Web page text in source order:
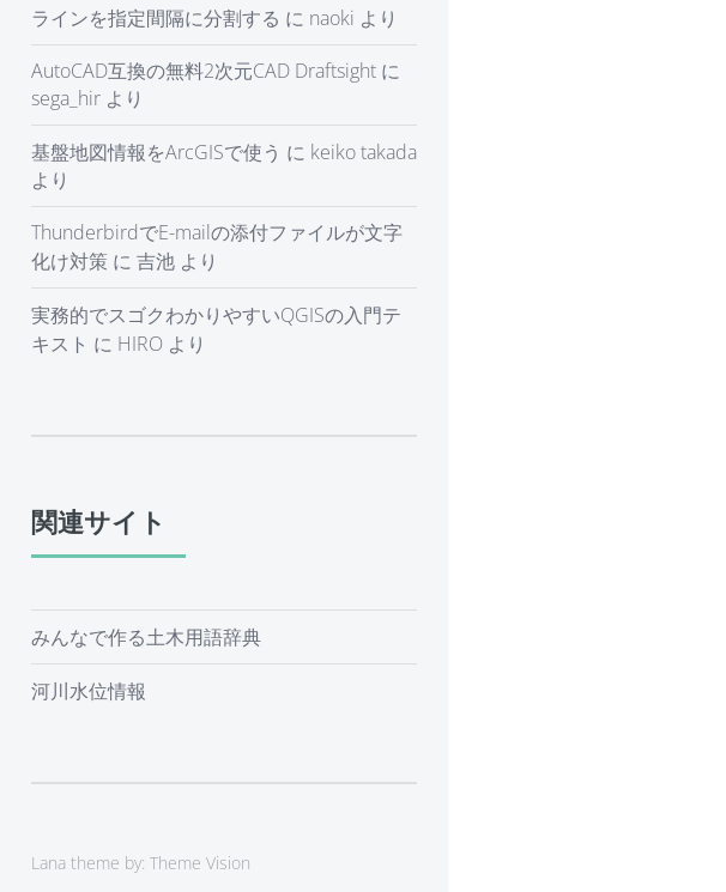
ラインを指定間隔に分割する に naoki より
AutoCAD互換の無料2次元CAD Draftsight に
sega_hir より
基盤地図情報をArcGISで使う に keiko takada
より
ThunderbirdでE-mailの添付ファイルが文字
化け対策 に 吉池 より
実務的でスゴクわかりやすいQGISの入門テ
キスト に HIRO より
関連サイト
みんなで作る土木用語辞典
河川水位情報
Lana theme by: Theme Vision